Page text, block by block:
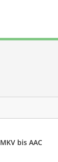
MKV bis AAC